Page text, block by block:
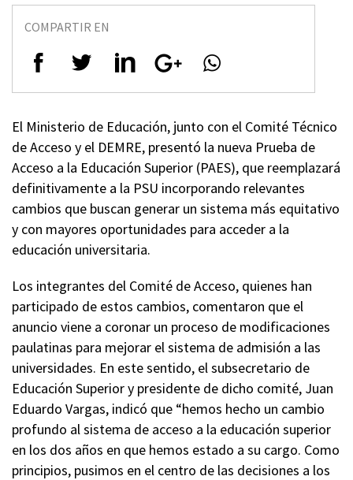
COMPARTIR EN
El Ministerio de Educación, junto con el Comité Técnico
de Acceso y el DEMRE, presentó la nueva Prueba de
Acceso a la Educación Superior (PAES), que reemplazará
definitivamente a la PSU incorporando relevantes
cambios que buscan generar un sistema más equitativo
y con mayores oportunidades para acceder a la
educación universitaria.
Los integrantes del Comité de Acceso, quienes han
participado de estos cambios, comentaron que el
anuncio viene a coronar un proceso de modificaciones
paulatinas para mejorar el sistema de admisión a las
universidades. En este sentido, el subsecretario de
Educación Superior y presidente de dicho comité, Juan
Eduardo Vargas, indicó que “hemos hecho un cambio
profundo al sistema de acceso a la educación superior
en los dos años en que hemos estado a su cargo. Como
principios, pusimos en el centro de las decisiones a los